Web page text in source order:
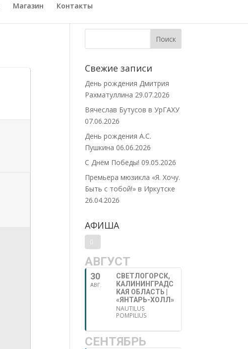
Магазин Контакты
Свежие записи
День рождения Дмитрия
Рахматуллина 29.07.2026
Вячеслав Бутусов в УрГАХУ
07.06.2026
День рождения А.С.
Пушкина 06.06.2026
С Днём Победы! 09.05.2026
Премьера мюзикла «Я. Хочу.
Быть с тобой!» в Иркутске
26.04.2026
АФИША
АВГУСТ
30
АВГ.
СВЕТЛОГОРСК,
КАЛИНИНГРАДС
КАЯ ОБЛАСТЬ |
«ЯНТАРЬ-ХОЛЛ»
NAUTILUS
POMPILIUS
СЕНТЯБРЬ